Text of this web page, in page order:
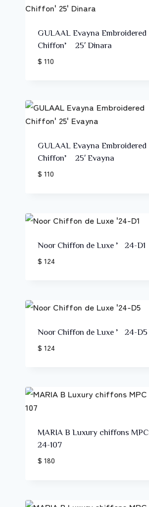
GULAAL Evayna Embroidered
Chiffon’ 25′ Dinara
$ 110
GULAAL Evayna Embroidered
Chiffon’ 25′ Evayna
$ 110
Noor Chiffon de Luxe ’24-D1
$ 124
Noor Chiffon de Luxe ’24-D5
$ 124
MARIA B Luxury chiffons MPC
24-107
$ 180